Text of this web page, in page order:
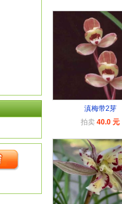
滇梅带2芽
拍卖 40.0 元